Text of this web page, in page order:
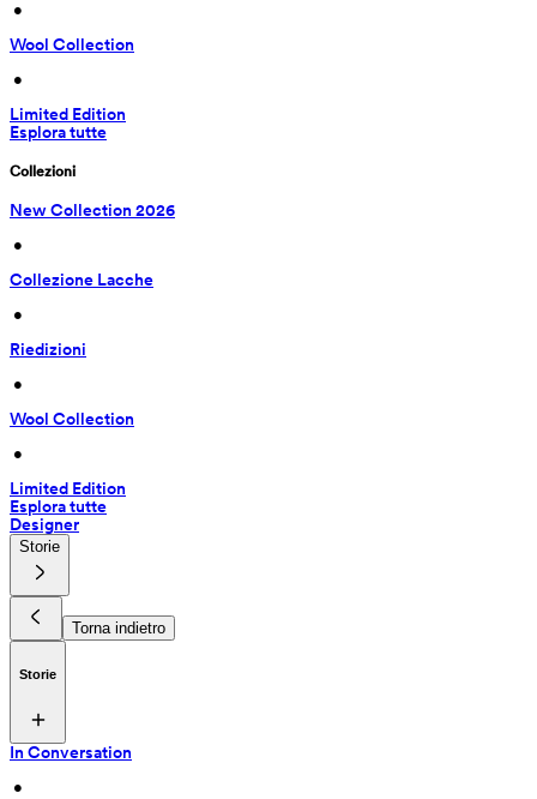
•
Wool Collection
•
Limited Edition
Esplora tutte
Collezioni
New Collection 2026
•
Collezione Lacche
•
Riedizioni
•
Wool Collection
•
Limited Edition
Esplora tutte
Designer
Storie
Torna indietro
Storie
In Conversation
•